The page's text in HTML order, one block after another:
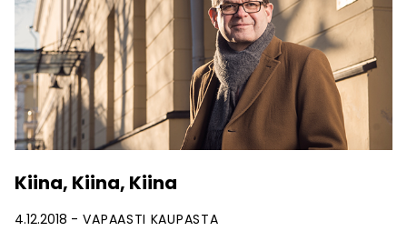
Kiina, Kiina, Kiina
4.12.2018 VAPAASTI KAUPASTA